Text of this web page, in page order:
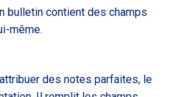
bulletin contient des champs
même.
des notes parfaites, le